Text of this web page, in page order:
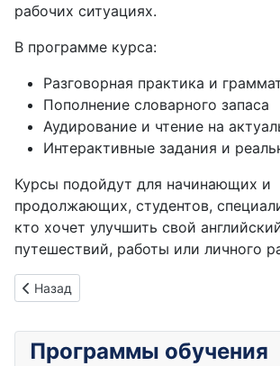
Программы обучения
рабочих ситуациях.
В программе курса:
Разговорная практика и
Пополнение словарного запаса
Аудирование и чтение на
Интерактивные задания и
Курсы подойдут для начинающих и
продолжающих, студентов,
кто хочет улучшить свой
путешествий, работы или личного
Предыдущий: 1-С: Зарплата и
Назад